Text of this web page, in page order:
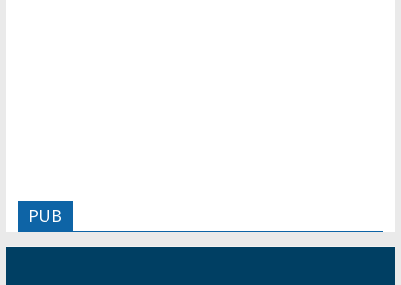
PUB